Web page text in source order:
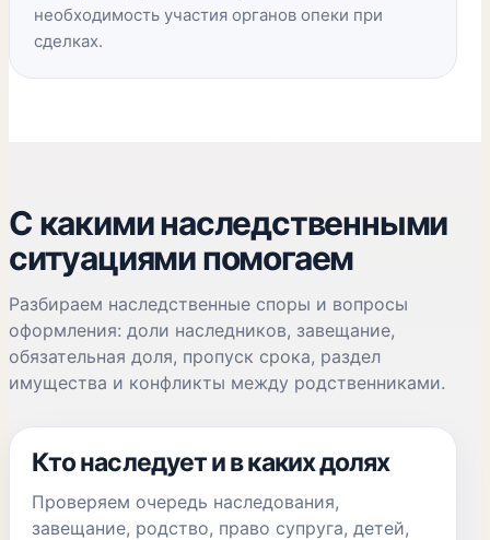
необходимость участия органов опеки при
сделках.
С какими наследственными
ситуациями помогаем
Разбираем наследственные споры и вопросы
оформления: доли наследников, завещание,
обязательная доля, пропуск срока, раздел
имущества и конфликты между родственниками.
Кто наследует и в каких долях
Проверяем очередь наследования,
завещание, родство, право супруга, детей,